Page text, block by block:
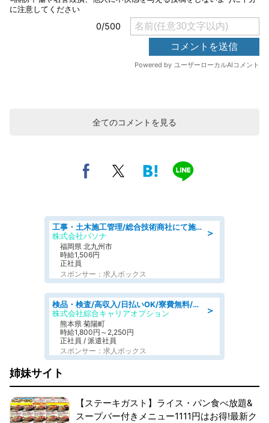
全てのコメントを見る
＞
工事・土木施工管理/総合技術商社にて施工管理のお仕事/即日勤務可/車通勤可/工事・土木施工管理/生産・品質管理
株式会社パソナ
福岡県 北九州市
時給1,506円
正社員
スポンサー：求人ボックス
＞
検品・検査/高収入/日払いOK/寮費無料/日勤/20・30・40代活躍中
株式会社綜合キャリアオプション
熊本県 菊陽町
時給1,800円～2,250円
正社員 / 派遣社員
スポンサー：求人ボックス
姉妹サイト
【ステーキガスト】ライス・パン食べ放題&
スープバー付きメニュー1111円はお得!最新ク